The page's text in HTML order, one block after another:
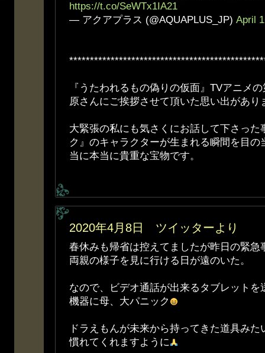
https://t.co/SeWTx1IA21
— アクアプラス (@AQUAPLUS_JP) April
『うたわれるもの偽りの仮面』TVアニメ
原さんにご挨拶させて頂いた思い出があり
大緊張の私にも気さくにお話して下さった
ク』のキャラクターが生まれる瞬間を目
当に本当に貴重な宝物です。
2020年4月8日 ツイッターより
春休みも帰省は控えてましたが昨日の緊急
両親の様子を見に行ける日が遠のいた。
なので、ビデオ通話が出来るタブレットを
機器に母、大パニック
ドラえもんが未来から持ってきた道具み
慣れてくれますように